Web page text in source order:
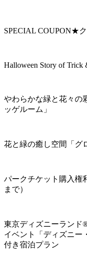
SPECIAL COUPON★
Halloween Story of Trick
やわらかな緑と花々の
ッゲルーム」
花と緑の癒し空間「グ
パークチケット購入権
まで）
東京ディズニーランド
イベント「ディズニー
付き宿泊プラン